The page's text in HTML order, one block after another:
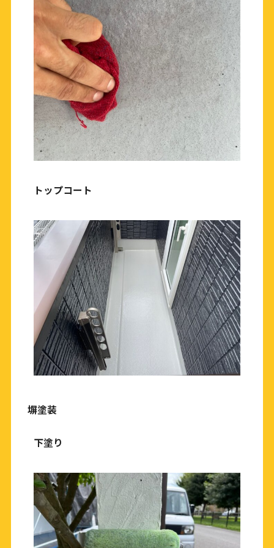
トップコート
塀塗装
下塗り